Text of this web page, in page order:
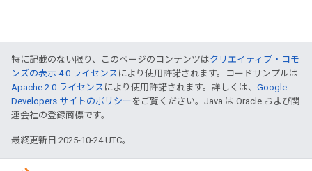
特に記載のない限り、このページのコンテンツはクリエイティブ・コモ
ンズの表示 4.0 ライセンス により使用許諾されます。コードサンプルは
Apache 2.0 ライセンス により使用許諾されます。詳しくは、 Google
Developers サイトのポリシー をご覧ください。Java は Oracle および関
連会社の登録商標です。
最終更新日 2025-10-24 UTC。